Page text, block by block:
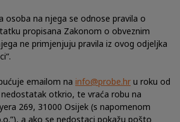
osoba na njega se odnose pravila o
propisana Zakonom o obveznim
ne primjenjuju pravila iz ovog odjeljka
emailom na info@probe.hr u roku od
otkrio, te vraća robu na
269, 31000 Osijek (s napomenom
a ako se nedostaci pokažu pošto